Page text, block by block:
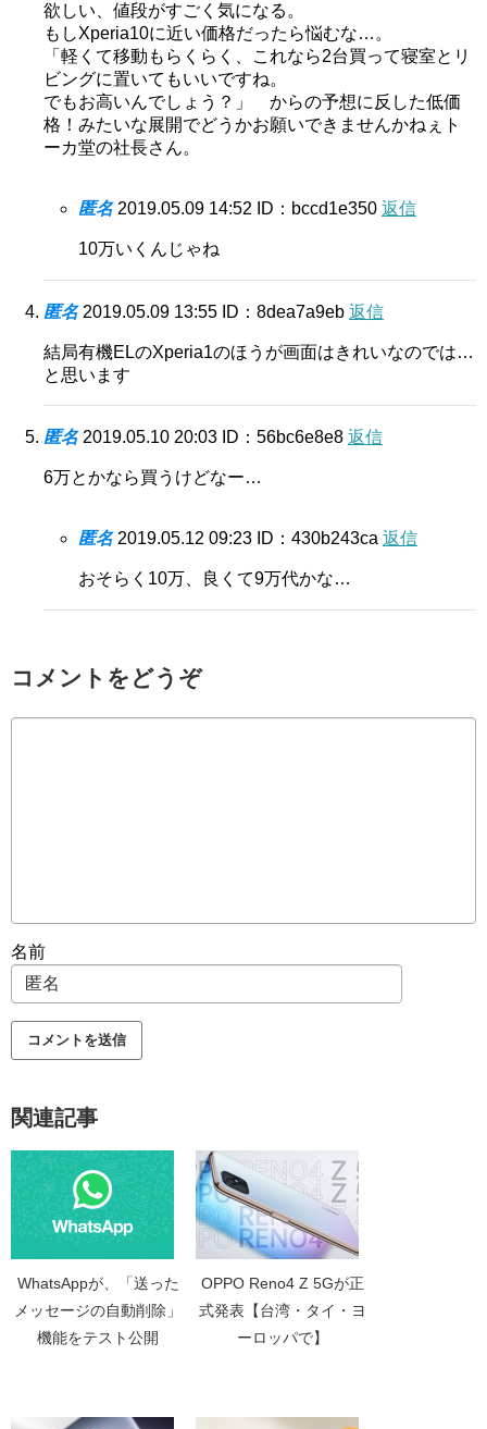
欲しい、値段がすごく気になる。
もしXperia10に近い価格だったら悩むな…。
「軽くて移動もらくらく、これなら2台買って寝室とリ
ビングに置いてもいいですね。
でもお高いんでしょう？」 からの予想に反した低価
格！みたいな展開でどうかお願いできませんかねぇト
ーカ堂の社長さん。
匿名 2019.05.09 14:52 ID：bccd1e350 返信
10万いくんじゃね
匿名 2019.05.09 13:55 ID：8dea7a9eb 返信
結局有機ELのXperia1のほうが画面はきれいなのでは…
と思います
匿名 2019.05.10 20:03 ID：56bc6e8e8 返信
6万とかなら買うけどなー…
匿名 2019.05.12 09:23 ID：430b243ca 返信
おそらく10万、良くて9万代かな…
コメントをどうぞ
名前
関連記事
WhatsAppが、「送った
メッセージの自動削除」
機能をテスト公開
OPPO Reno4 Z 5Gが正
式発表【台湾・タイ・ヨ
ーロッパで】